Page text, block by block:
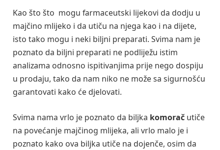
Kao što što mogu farmaceutski lijekovi da dodju u
majčino mlijeko i da utiču na njega kao i na dijete,
isto tako mogu i neki biljni preparati. Svima nam je
poznato da biljni preparati ne podliježu istim
analizama odnosno ispitivanjima prije nego dospiju
u prodaju, tako da nam niko ne može sa sigurnošću
garantovati kako će djelovati.
Svima nama vrlo je poznato da biljka komorač utiče
na povećanje majčinog mlijeka, ali vrlo malo je i
poznato kako ova biljka utiče na dojenče, osim da